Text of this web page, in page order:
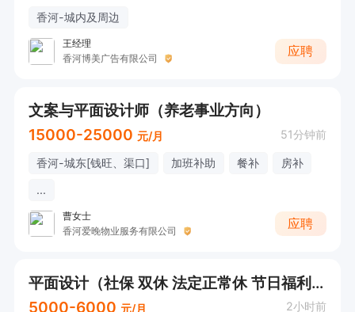
香河-城内及周边
王经理
香河博美广告有限公司
应聘
文案与平面设计师（养老事业方向）
15000-25000 元/月 51分钟前
香河-城东[钱旺、渠口] 加班补助 餐补
房补
...
曹女士
香河爱晚物业服务有限公司
应聘
平面设计（社保 双休 法定正常休 节日福利）
5000-6000 元/月 2小时前